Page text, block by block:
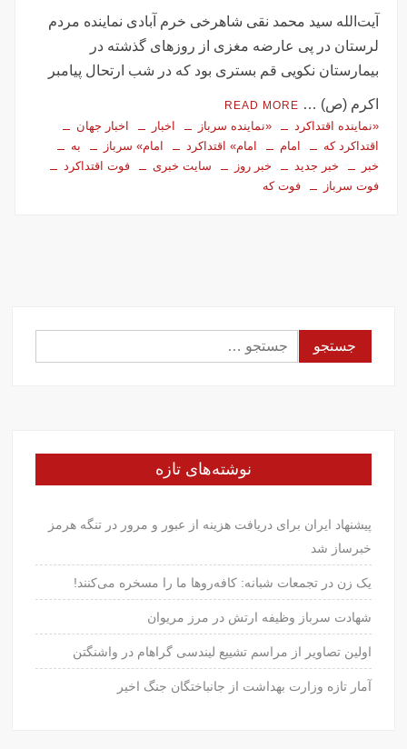
سفر فوری وزیر خارجه پاکستان درباره توافق ایران
اولین جلسه امنیتی ایران و امارات پس از جنگ؟!
سفره عقدی که با پهپاد در میدان انقلاب برپا شد
این سه نفر بد اخلاق‌ترین ایرانی‌های ۲۴ ساعت اخیر هستند
آیت‌الله دژکام: قرآن و عترت کلید هویت و حل مشکلات فرهنگی
جزئیات ناآرامیِ امروز در خیابان جمهوری تهران
آیت‌الله سید محمد نقی شاهرخی خرم آبادی نماینده مردم
لرستان در پی عارضه مغزی از روزهای گذشته در
بیمارستان نکویی قم بستری بود که در شب ارتحال پیامبر
اکرم (ص) … READ MORE
«نماینده اقتداکرد «نماینده سرباز اخبار
اخبار جهان
اقتداکرد که
امام امام» اقتداکرد امام» سرباز
به
خبر
خبر جدید خبر روز سایت خبری
فوت اقتداکرد
فوت سرباز
فوت که
جستجو
برای:
نوشته‌های تازه
پیشنهاد ایران برای دریافت هزینه از عبور و مرور در تنگه هرمز
خبرساز شد
یک زن در تجمعات شبانه: کافه‌روها ما را مسخره می‌کنند!
شهادت سرباز وظیفه ارتش در مرز مریوان
اولین تصاویر از مراسم تشییع لیندسی گراهام در واشنگتن
آمار تازه وزارت بهداشت از جانباختگان جنگ اخیر